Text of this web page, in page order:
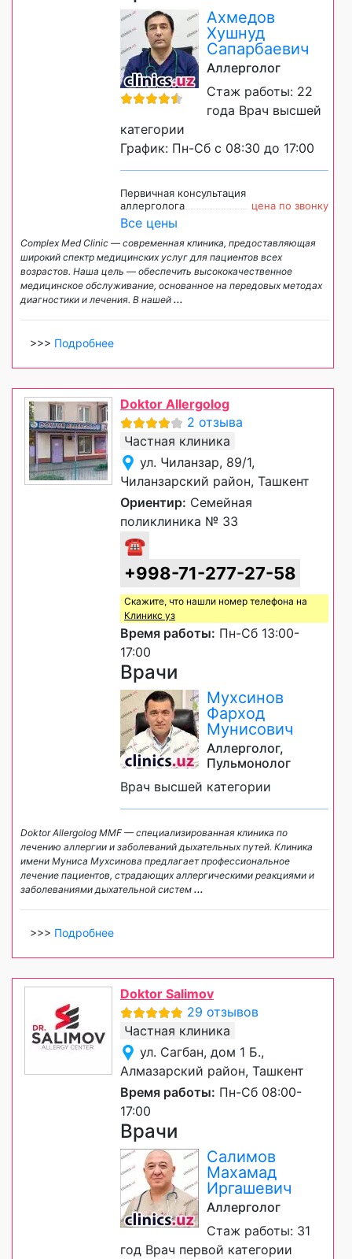
Ахмедов
Хушнуд
Сапарбаевич
Аллерголог
Стаж работы: 22
года Врач высшей
категории
График: Пн-Сб с 08:30 до 17:00
Первичная консультация
аллерголога
цена по звонку
Все цены
Complex Med Clinic — современная клиника, предоставляющая
широкий спектр медицинских услуг для пациентов всех
возрастов. Наша цель — обеспечить высококачественное
медицинское обслуживание, основанное на передовых методах
диагностики и лечения. В нашей ...
>>> Подробнее
Doktor Allergolog
2 отзыва
Частная клиника
ул. Чиланзар, 89/1,
Чиланзарский район, Ташкент
Ориентир: Семейная
поликлиника № 33
☎
+998-71-277-27-58
Скажите, что нашли номер телефона на
Клиникс уз
Время работы: Пн-Сб 13:00-
17:00
Врачи
Мухсинов
Фарход
Мунисович
Аллерголог,
Пульмонолог
Врач высшей категории
Doktor Allergolog MMF — специализированная клиника по
лечению аллергии и заболеваний дыхательных путей. Клиника
имени Муниса Мухсинова предлагает профессиональное
лечение пациентов, страдающих аллергическими реакциями и
заболеваниями дыхательной систем ...
>>> Подробнее
Doktor Salimov
29 отзывов
Частная клиника
ул. Сагбан, дом 1 Б.,
Алмазарский район, Ташкент
Время работы: Пн-Сб 08:00-
17:00
Врачи
Салимов
Махамад
Иргашевич
Аллерголог
Стаж работы: 31
год Врач первой категории